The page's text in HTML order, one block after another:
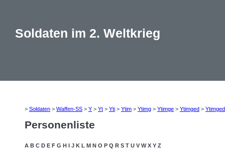
Soldaten im 2. Weltkrieg
> Soldaten > Waffen-SS > Y > Yt > Yti > Ytim > Ytimg > Ytimge > Ytimged >
Personenliste
A B C D E F G H I J K L M N O P Q R S T U V W X Y Z